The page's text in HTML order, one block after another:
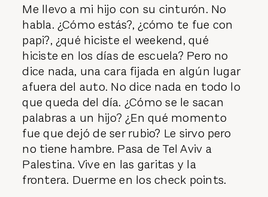
Me llevo a mi hijo con su cinturón. No
habla. ¿Cómo estás?, ¿cómo te fue con
papi?, ¿qué hiciste el weekend, qué
hiciste en los días de escuela? Pero no
dice nada, una cara fijada en algún lugar
afuera del auto. No dice nada en todo lo
que queda del día. ¿Cómo se le sacan
palabras a un hijo? ¿En qué momento
fue que dejó de ser rubio? Le sirvo pero
no tiene hambre. Pasa de Tel Aviv a
Palestina. Vive en las garitas y la
frontera. Duerme en los check points.